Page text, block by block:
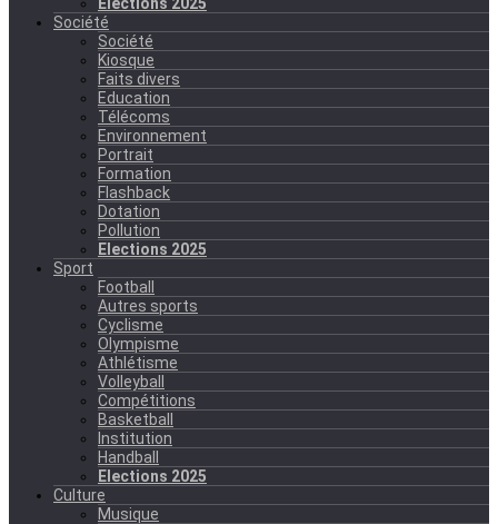
Société
Société
Kiosque
Faits divers
Education
Télécoms
Environnement
Portrait
Formation
Flashback
Dotation
Pollution
Elections 2025
Sport
Football
Autres sports
Cyclisme
Olympisme
Athlétisme
Volleyball
Compétitions
Basketball
Institution
Handball
Elections 2025
Culture
Musique